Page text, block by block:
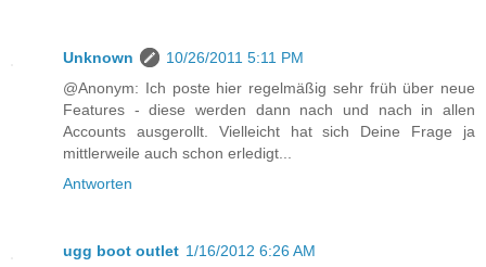
Unknown
10/26/2011 5:11 PM
@Anonym: Ich poste hier regelmäßig sehr früh über neue
Features - diese werden dann nach und nach in allen
Accounts ausgerollt. Vielleicht hat sich Deine Frage ja
mittlerweile auch schon erledigt...
Antworten
ugg boot outlet 1/16/2012 6:26 AM